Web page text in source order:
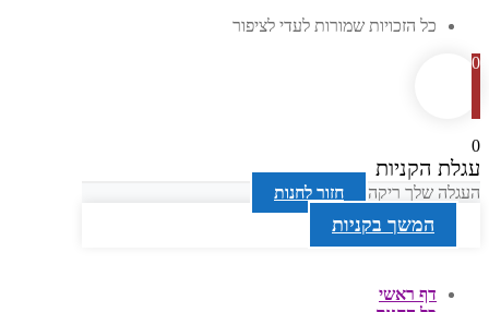
כל הזכויות שמורות לעדי לציפור
0
0
עגלת הקניות
העגלה שלך ריקה חזור לחנות
המשך בקניות
דף ראשי